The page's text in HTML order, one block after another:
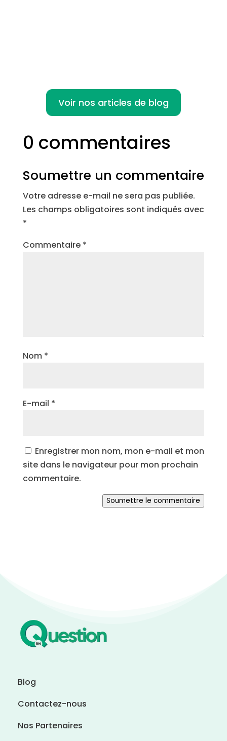
Voir nos articles de blog
0 commentaires
Soumettre un commentaire
Votre adresse e-mail ne sera pas publiée.
Les champs obligatoires sont indiqués avec
*
Commentaire *
Nom *
E-mail *
Enregistrer mon nom, mon e-mail et mon
site dans le navigateur pour mon prochain
commentaire.
Soumettre le commentaire
Blog
Contactez-nous
Nos Partenaires